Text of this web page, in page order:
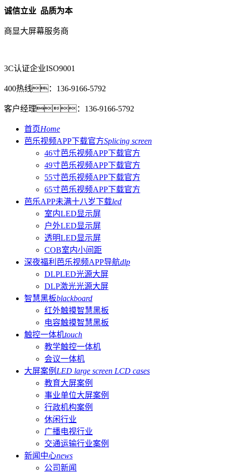
诚信立业 品质为本
商显大屏幕服务商
3C认证企业ISO9001
400热线： 136-9166-5792
客户经理： 136-9166-5792
首页Home
芭乐视频APP下载官方Splicing screen
46寸芭乐视频APP下载官方
49寸芭乐视频APP下载官方
55寸芭乐视频APP下载官方
65寸芭乐视频APP下载官方
芭乐APP未满十八岁下载led
室内LED显示屏
户外LED显示屏
透明LED显示屏
COB室内小间距
深夜福利芭乐视频APP导航dlp
DLPLED光源大屏
DLP激光光源大屏
智慧黑板blackboard
红外触摸智慧黑板
电容触摸智慧黑板
触控一体机touch
教学触控一体机
会议一体机
大屏案例 LED large screen LCD cases
教育大屏案例
事业单位大屏案例
行政机构案例
休闲行业
广播电视行业
交通运输行业案例
新闻中心news
公司新闻